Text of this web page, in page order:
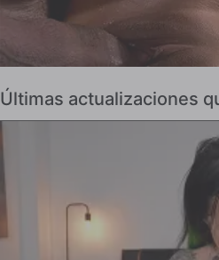
Últimas actualizaciones